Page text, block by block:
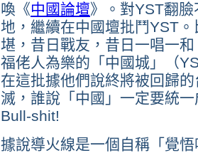
喚《中國論壇》。對YST翻
地，繼續在中國壇批鬥YST
堪，昔日戰友，昔日一唱一
福佬人為樂的「中國城」（
在這批據他們說終將被回歸
滅，誰說「中國」一定要統
Bull-shit!
據說導火線是一個自稱「覺